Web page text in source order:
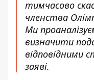
тимчасово
членства
Ми
визначити
відповідними
заяві.